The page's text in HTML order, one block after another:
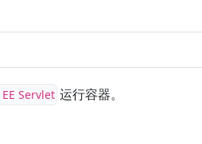
Servlet 运行容器。